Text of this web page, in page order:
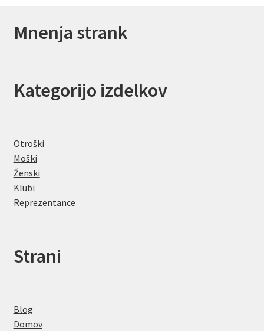
Mnenja strank
Kategorijo izdelkov
Otroški
Moški
Ženski
Klubi
Reprezentance
Strani
Blog
Domov